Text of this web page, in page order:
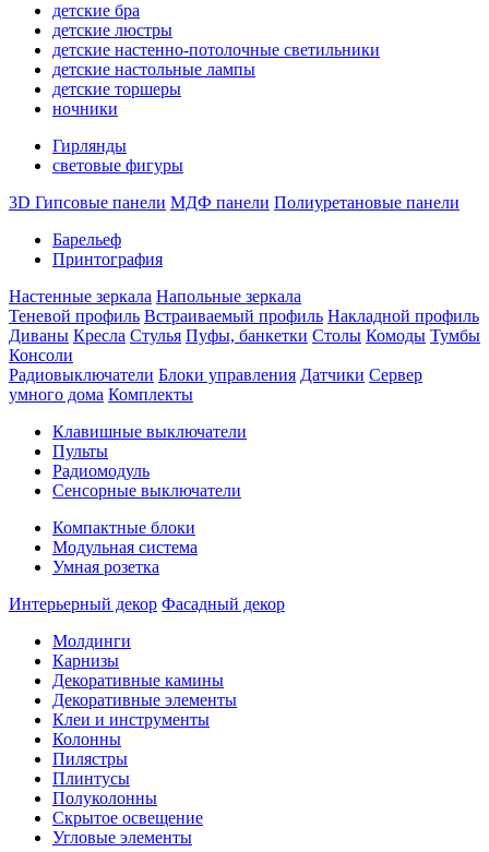
детские бра
детские люстры
детские настенно-потолочные светильники
детские настольные лампы
детские торшеры
ночники
Гирлянды
световые фигуры
3D Гипсовые панели МДФ панели Полиуретановые панели
Барельеф
Принтография
Настенные зеркала Напольные зеркала
Теневой профиль Встраиваемый профиль Накладной профиль
Диваны Кресла Стулья Пуфы, банкетки Столы Комоды Тумбы
Консоли
Радиовыключатели Блоки управления Датчики Сервер
умного дома Комплекты
Клавишные выключатели
Пульты
Радиомодуль
Сенсорные выключатели
Компактные блоки
Модульная система
Умная розетка
Интерьерный декор Фасадный декор
Молдинги
Карнизы
Декоративные камины
Декоративные элементы
Клеи и инструменты
Колонны
Пилястры
Плинтусы
Полуколонны
Скрытое освещение
Угловые элементы